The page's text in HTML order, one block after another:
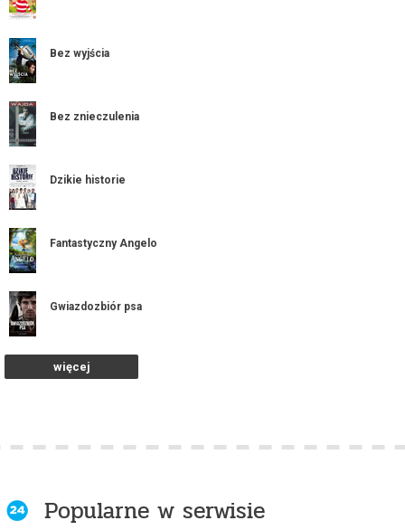
Bez wyjścia
Bez znieczulenia
Dzikie historie
Fantastyczny Angelo
Gwiazdozbiór psa
Koniec ulicy Dębowej
więcej
Popularne w serwisie